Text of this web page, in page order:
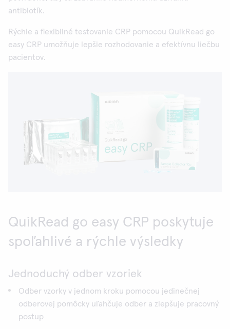
antibiotík.
Rýchle a flexibilné testovanie CRP pomocou QuikRead go
easy CRP umožňuje lepšie rozhodovanie a efektívnu liečbu
pacientov.
QuikRead go easy CRP poskytuje
spoľahlivé a rýchle výsledky
Jednoduchý odber vzoriek
Odber vzorky v jednom kroku pomocou jedinečnej
odberovej pomôcky uľahčuje odber a zlepšuje pracovný
postup